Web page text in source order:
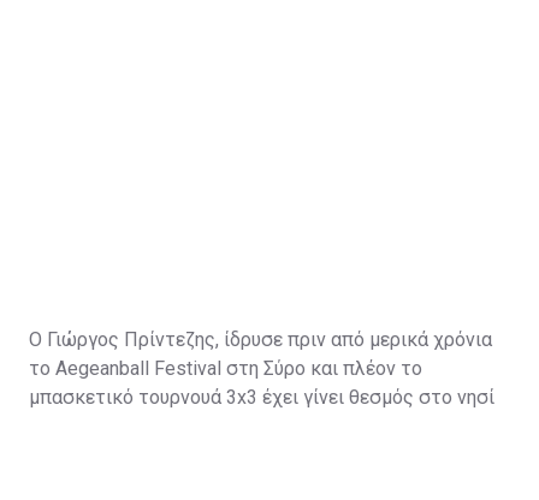
Ο Γιώργος Πρίντεζης, ίδρυσε πριν από μερικά χρόνια
το Aegeanball Festival στη Σύρο και πλέον το
μπασκετικό τουρνουά 3x3 έχει γίνει θεσμός στο νησί